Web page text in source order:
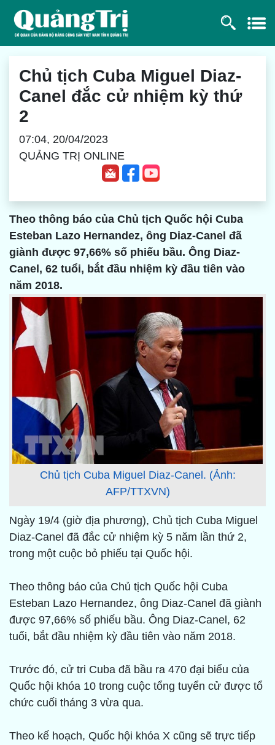
Chủ tịch Cuba Miguel Diaz-
Canel đắc cử nhiệm kỳ thứ
2
07:04, 20/04/2023
QUẢNG TRỊ ONLINE
Theo thông báo của Chủ tịch Quốc hội Cuba
Esteban Lazo Hernandez, ông Diaz-Canel đã
giành được 97,66% số phiếu bầu. Ông Diaz-
Canel, 62 tuổi, bắt đầu nhiệm kỳ đầu tiên vào
năm 2018.
Chủ tịch Cuba Miguel Diaz-Canel. (Ảnh:
AFP/TTXVN)
Ngày 19/4 (giờ địa phương), Chủ tịch Cuba Miguel
Diaz-Canel đã đắc cử nhiệm kỳ 5 năm lần thứ 2,
trong một cuộc bỏ phiếu tại Quốc hội.
Theo thông báo của Chủ tịch Quốc hội Cuba
Esteban Lazo Hernandez, ông Diaz-Canel đã giành
được 97,66% số phiếu bầu. Ông Diaz-Canel, 62
tuổi, bắt đầu nhiệm kỳ đầu tiên vào năm 2018.
Trước đó, cử tri Cuba đã bầu ra 470 đại biểu của
Quốc hội khóa 10 trong cuộc tổng tuyển cử được tổ
chức cuối tháng 3 vừa qua.
Theo kế hoạch, Quốc hội khóa X cũng sẽ trực tiếp